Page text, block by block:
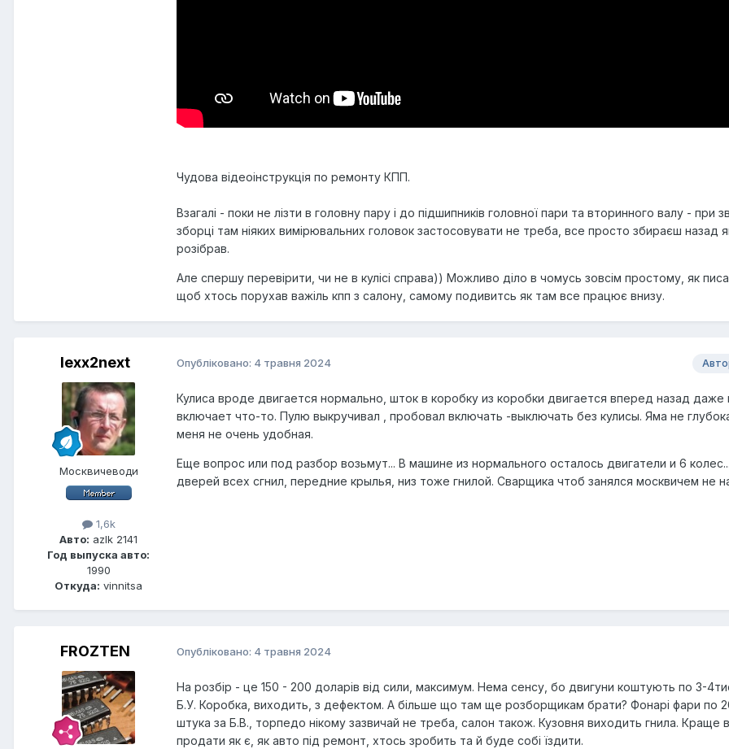
Чудова відеоінструкція по ремонту КПП.
Взагалі - поки не лізти в головну пару і до підшипників головної пари та вторинного валу - при
зборці там ніяких вимірювальних головок застосовувати не треба, все просто збираєш назад
розібрав.
Але спершу перевірити, чи не в кулісі справа)) Можливо діло в чомусь зовсім простому, як
щоб хтось порухав важіль кпп з салону, самому подивитсь як там все працює внизу.
lexx2next
Москвичеводи
1,6k
Авто: azlk 2141
Год выпуска авто:
1990
Откуда: vinnitsa
Опубліковано: 4 травня 2024
Кулиса вроде двигается нормально, шток в коробку из коробки двигается вперед назад даже
включает что-то. Пулю выкручивал , пробовал включать -выключать без кулисы. Яма не
меня не очень удобная.
Еще вопрос или под разбор возьмут... В машине из нормального осталось двигатели и 6
дверей всех сгнил, передние крылья, низ тоже гнилой. Сварщика чтоб занялся москвичем не
FROZTEN Опубліковано: 4 травня 2024
На розбір - це 150 - 200 доларів від сили, максимум. Нема сенсу, бо двигуни коштують по 3-
Б.У. Коробка, виходить, з дефектом. А більше що там ще розборщикам брати? Фонарі фари по
штука за Б.В., торпедо нікому зазвичай не треба, салон також. Кузовня виходить гнила. Краще
продати як є, як авто під ремонт, хтось зробить та й буде собі їздити.